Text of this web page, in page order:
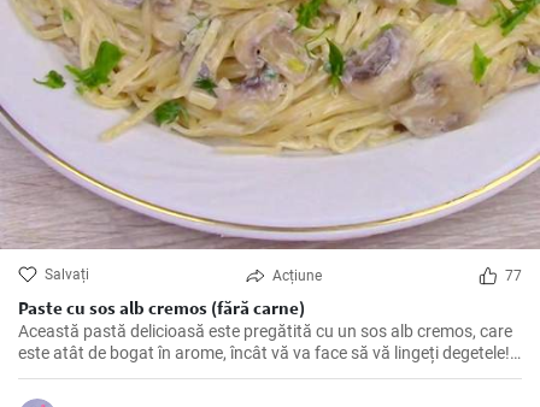
Salvați Acțiune 77
Paste cu sos alb cremos (fără carne)
Această pastă delicioasă este pregătită cu un sos alb cremos, care
este atât de bogat în arome, încât vă va face să vă lingeți degetele!
Perfectă pentru o cină romantică sau o masă în familie.